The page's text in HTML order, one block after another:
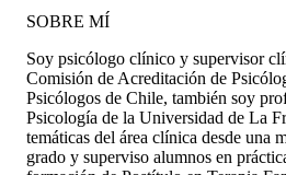
SOBRE MÍ
Soy psicólogo clínico y supervisor
Comisión de Acreditación de
Psicólogos de Chile, también soy
Psicología de la Universidad de La
temáticas del área clínica desde una
grado y superviso alumnos en